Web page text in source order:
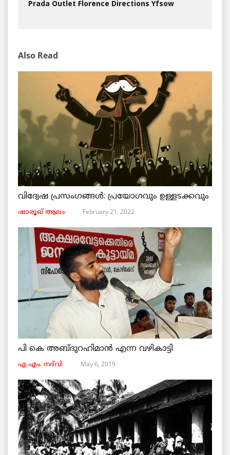
Prada Outlet Florence Directions Yfsow
Also Read
വിദ്വേഷ പ്രസംഗങ്ങൾ: പ്രയോഗവും ഉള്ളടക്കവും
ഷാരൂഖ് ആലം February 21, 2022
പി കെ അബ്ദുറഹിമാൻ എന്ന വഴികാട്ടി
എ.എം. നദ്‌വി May 6, 2019